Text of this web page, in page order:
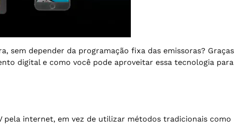
sem depender da programação fixa das emissoras? Graças
digital e como você pode aproveitar essa tecnologia para
internet, em vez de utilizar métodos tradicionais como